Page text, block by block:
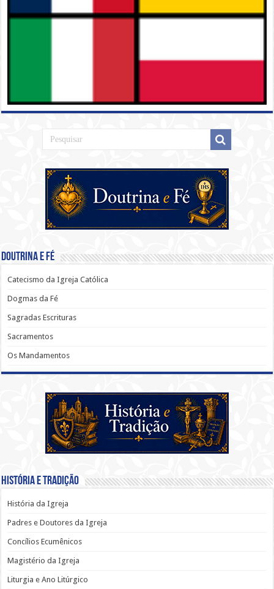
Doutrina e Fé
Catecismo da Igreja Católica
Dogmas da Fé
Sagradas Escrituras
Sacramentos
Os Mandamentos
História e Tradição
História da Igreja
Padres e Doutores da Igreja
Concílios Ecumênicos
Magistério da Igreja
Liturgia e Ano Litúrgico